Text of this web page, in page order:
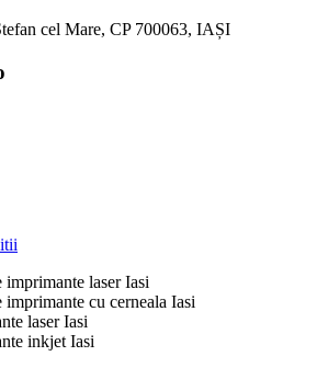
cel Mare, CP 700063, IAȘI
imprimante laser Iasi
imprimante cu cerneala Iasi
laser Iasi
inkjet Iasi